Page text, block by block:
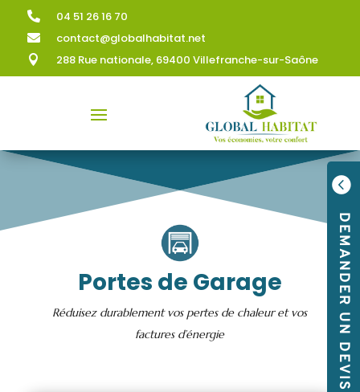
 04 51 26 16 70
 contact@globalhabitat.net
 288 Rue nationale, 69400 Villefranche-sur-Saône

DEMANDER UN DEVIS
Portes de Garage
Réduisez durablement vos pertes de chaleur et vos
factures d’énergie